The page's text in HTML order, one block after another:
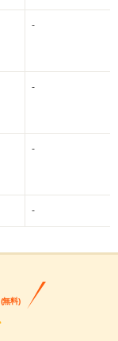
-
-
-
-
(無料)